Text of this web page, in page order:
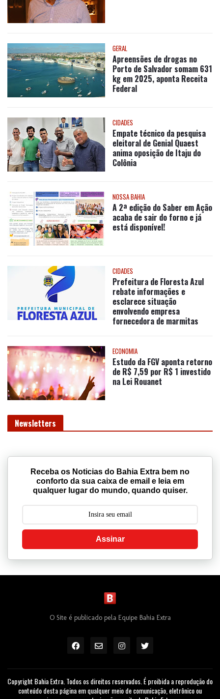
GERAL
Apreensões de drogas no
Porto de Salvador somam 631
kg em 2025, aponta Receita
Federal
CIDADES
Empate técnico da pesquisa
eleitoral de Genial Quaest
anima oposição de Itaju do
Colônia
NOSSA BAHIA
A 2ª edição do Saber em Ação
acaba de sair do forno e já
está disponível!
CIDADES
Prefeitura de Floresta Azul
rebate informações e
esclarece situação
envolvendo empresa
fornecedora de marmitas
ECONOMIA
Estudo da FGV aponta retorno
de R$ 7,59 por R$ 1 investido
na Lei Rouanet
Newsletters
Receba os Noticias do Bahia Extra bem no
conforto da sua caixa de email e leia em
qualquer lugar do mundo, quando quiser.
Assinar
O Site é publicado pela Equipe Bahia Extra
Copyright Bahia Extra. Todos os direitos reservados. É proibida a reprodução do
conteúdo desta página em qualquer meio de comunicação, eletrônico ou